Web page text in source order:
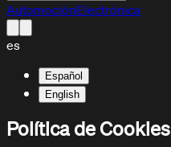
AutomociónElectrónica
es
Español
English
Política de Cookies